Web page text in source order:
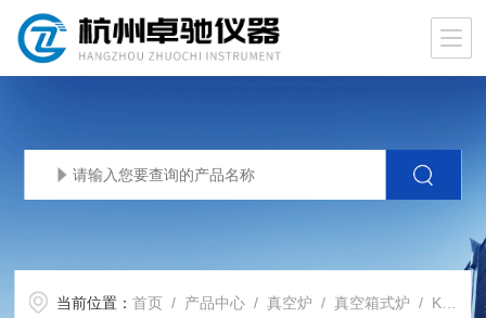
当前位置：首页 / 产品中心 /真空炉 /真空箱式炉 / KSXB-1008气氛箱式炉真空退火炉 真空不氧化高温炉